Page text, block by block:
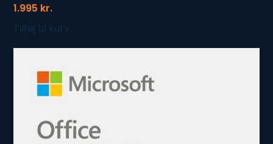
1.995 kr.
Tilføj til kurv